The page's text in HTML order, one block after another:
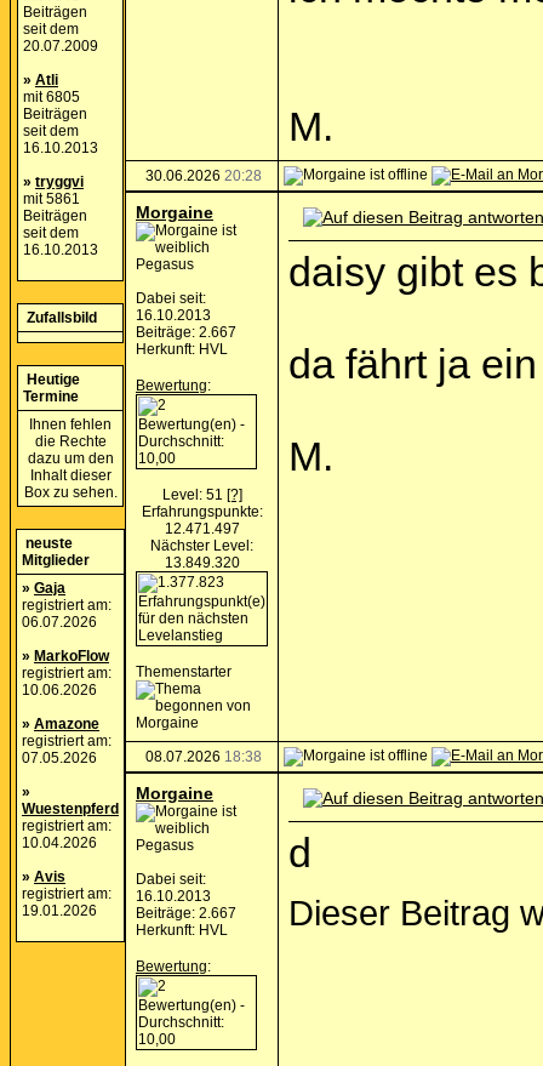
Beiträgen
seit dem
20.07.2009
» Atli
mit 6805
Beiträgen
seit dem
16.10.2013
» tryggvi
mit 5861
Beiträgen
seit dem
16.10.2013
Zufallsbild
Heutige
Termine
Ihnen fehlen
die Rechte
dazu um den
Inhalt dieser
Box zu sehen.
neuste
Mitglieder
» Gaja
registriert am:
06.07.2026
» MarkoFlow
registriert am:
10.06.2026
» Amazone
registriert am:
07.05.2026
»
Wuestenpferd
registriert am:
10.04.2026
» Avis
registriert am:
19.01.2026
M.
30.06.2026 20:28
Morgaine
Pegasus
Dabei seit:
16.10.2013
Beiträge: 2.667
Herkunft: HVL
Bewertung:
Level: 51 [?]
Erfahrungspunkte:
12.471.497
Nächster Level:
13.849.320
Themenstarter
daisy gibt es
da fährt ja
M.
08.07.2026 18:38
Morgaine
Pegasus
Dabei seit:
16.10.2013
Beiträge: 2.667
Herkunft: HVL
Bewertung:
d
Dieser Beitrag